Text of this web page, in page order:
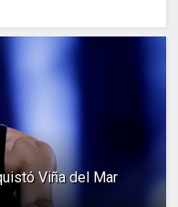
Viña del Mar